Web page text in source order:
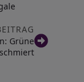
Grüne